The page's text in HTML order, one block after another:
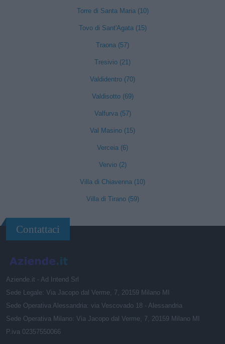
Torre di Santa Maria (10)
Tovo di Sant'Agata (15)
Traona (57)
Tresivio (21)
Valdidentro (70)
Valdisotto (69)
Valfurva (57)
Val Masino (15)
Verceia (6)
Vervio (2)
Villa di Chiavenna (10)
Villa di Tirano (59)
Contattaci
Aziende.it - Ad Intend Srl
Sede Legale: Via Jacopo dal Verme, 7, 20159 Milano MI
Sede Operativa Alessandria: via Vescovado 18 - Alessandria
Sede Operativa Milano: Via Jacopo dal Verme, 7, 20159 Milano MI
P.iva 02357550066